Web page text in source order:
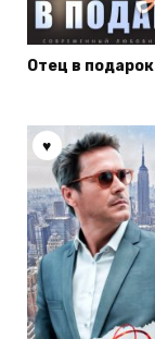
Отец в подарок